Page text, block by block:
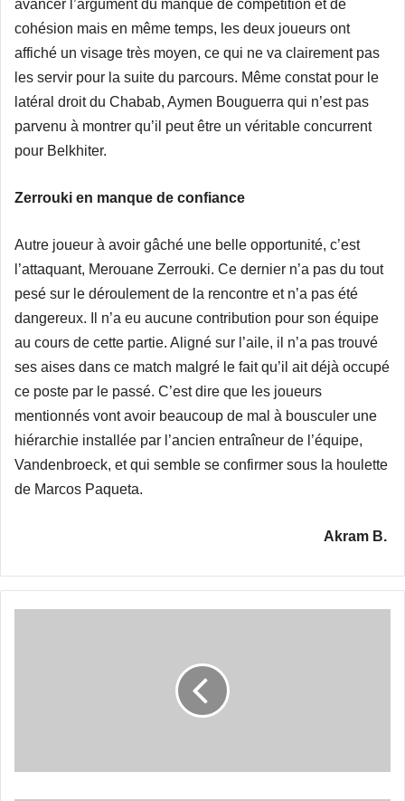
avancer l’argument du manque de compétition et de
cohésion mais en même temps, les deux joueurs ont
affiché un visage très moyen, ce qui ne va clairement pas
les servir pour la suite du parcours. Même constat pour le
latéral droit du Chabab, Aymen Bouguerra qui n’est pas
parvenu à montrer qu’il peut être un véritable concurrent
pour Belkhiter.
Zerrouki en manque de confiance
Autre joueur à avoir gâché une belle opportunité, c’est
l’attaquant, Merouane Zerrouki. Ce dernier n’a pas du tout
pesé sur le déroulement de la rencontre et n’a pas été
dangereux. Il n’a eu aucune contribution pour son équipe
au cours de cette partie. Aligné sur l’aile, il n’a pas trouvé
ses aises dans ce match malgré le fait qu’il ait déjà occupé
ce poste par le passé. C’est dire que les joueurs
mentionnés vont avoir beaucoup de mal à bousculer une
hiérarchie installée par l’ancien entraîneur de l’équipe,
Vandenbroeck, et qui semble se confirmer sous la houlette
de Marcos Paqueta.
Akram B.